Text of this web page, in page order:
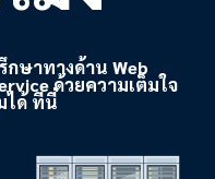
ษาทางด้าน Web
ด้วยความเต็มใจ
ได้ ที่นี่